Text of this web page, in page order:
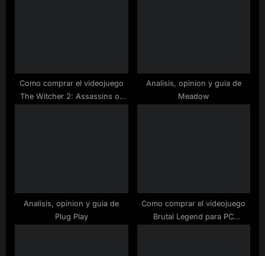
Como comprar el videojuego
The Witcher 2: Assassins of
Analisis, opinion y guia de
Meadow
Analisis, opinion y guia de
Plug Play
Como comprar el videojuego
Brutal Legend para PC